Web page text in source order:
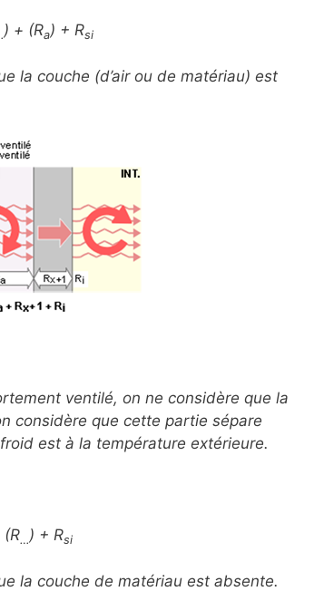
) + (Ra) + Rsi
la couche (d’air ou de matériau) est
ventilé, on ne considère que la
considère que cette partie sépare
est à la température extérieure.
(R…) + Rsi
la couche de matériau est absente.